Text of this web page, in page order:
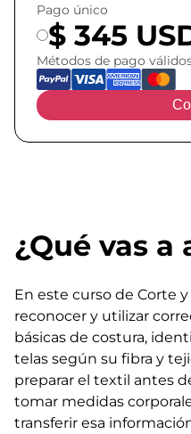
Pago único
$ 345
Métodos de pago
¿Qué vas a
En este curso de Corte
reconocer y utilizar
básicas de costura,
telas según su fibra y
preparar el textil antes
tomar medidas
transferir esa